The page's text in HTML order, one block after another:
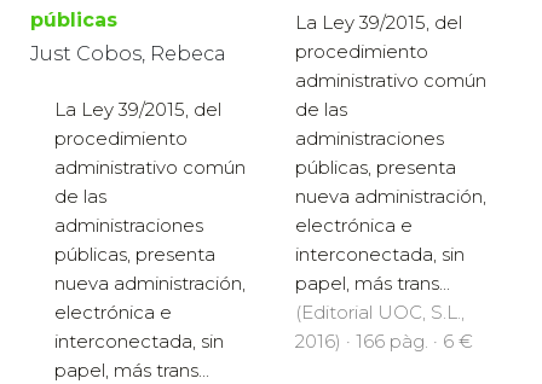
públicas
Just Cobos, Rebeca
La Ley 39/2015, del
procedimiento
administrativo común
de las
administraciones
públicas, presenta
nueva administración,
electrónica e
interconectada, sin
papel, más trans...
La Ley 39/2015, del
procedimiento
administrativo común
de las
administraciones
públicas, presenta
nueva administración,
electrónica e
interconectada, sin
papel, más trans...
(Editorial UOC, S.L.,
2016) · 166 pàg. · 6 €